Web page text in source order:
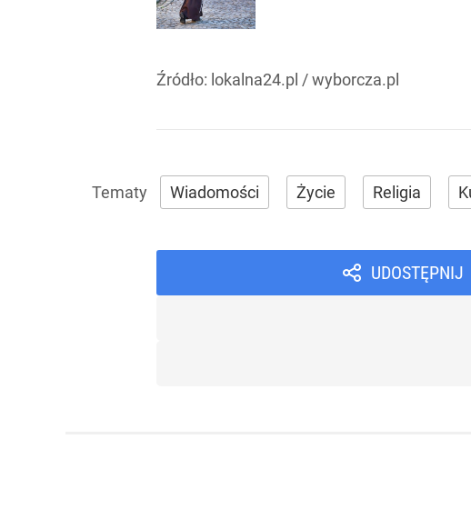
Źródło: lokalna24.pl / wyborcza.pl
Wiadomości Życie Religia
UDOSTĘPNIJ